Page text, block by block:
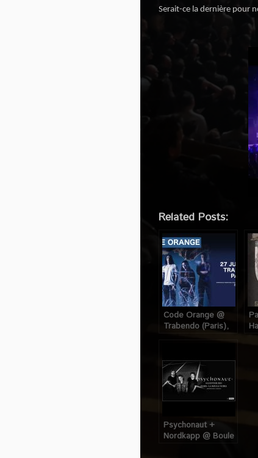
Serait-ce la dernière pour
Related Posts:
Code Orange @
Trabendo (Paris),
le 27 Juin 2023
Psychonaut +
Nordkapp @ Boule